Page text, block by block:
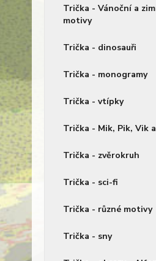
Trička - Vánoční a
motivy
Trička - dinosauři
Trička - monogramy
Trička - vtípky
Trička - Mik, Pik, Vik
Trička - zvěrokruh
Trička - sci-fi
Trička - různé motivy
Trička - sny